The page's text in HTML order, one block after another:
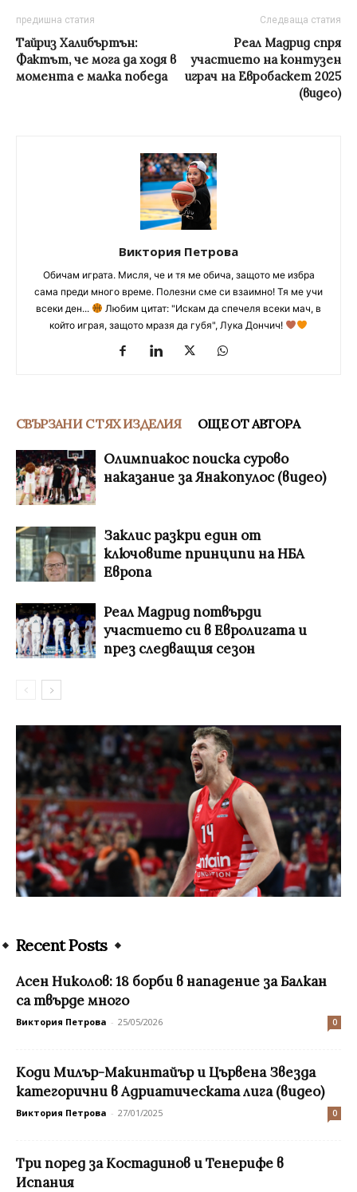
предишна статия
Тайриз Халибъртън:
Фактът, че мога да ходя в
момента е малка победа
Следваща статия
Реал Мадрид спря
участието на контузен
играч на Евробаскет 2025
(видео)
Виктория Петрова
Обичам играта. Мисля, че и тя ме обича, защото ме избра
сама преди много време. Полезни сме си взаимно! Тя ме учи
всеки ден...
Любим цитат: "Искам да спечеля всеки мач, в
който играя, защото мразя да губя", Лука Дончич!
СВЪРЗАНИ С ТЯХ ИЗДЕЛИЯ ОЩЕ ОТ АВТОРА
Олимпиакос поиска сурово
наказание за Янакопулос (видео)
Заклис разкри един от
ключовите принципи на НБА
Европа
Реал Мадрид потвърди
участието си в Евролигата и
през следващия сезон
Recent Posts
Aсен Николов: 18 борби в нападение за Балкан
са твърде много
Виктория Петрова - 25/05/2026 0
Коди Милър-Макинтайър и Цървена Звезда
категорични в Адриатическата лига (видео)
Виктория Петрова - 27/01/2025 0
Три поред за Костадинов и Тенерифе в
Испания